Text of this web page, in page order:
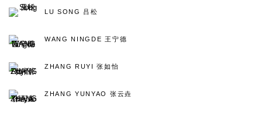
LU SONG 吕松
WANG NINGDE 王宁德
ZHANG RUYI 张如怡
ZHANG YUNYAO 张云垚